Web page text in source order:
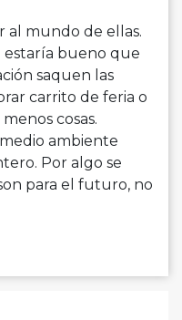
al mundo de ellas.
bueno que
saquen las
carrito de feria o
cosas.
ambiente
Por algo se
para el futuro, no